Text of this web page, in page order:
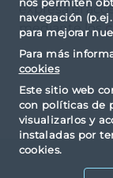
navegación
para mejorar
Para más
cookies
Este sitio web
con políticas de
visualizarlos y
instaladas por
cookies.
expresa el
mediante los